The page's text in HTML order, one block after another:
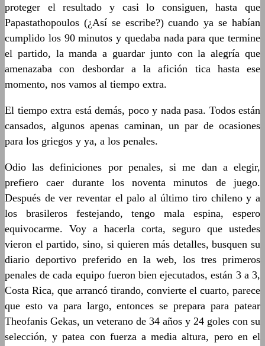
proteger el resultado y casi lo consiguen, hasta que
Papastathopoulos (¿Así se escribe?) cuando ya se habían
cumplido los 90 minutos y quedaba nada para que termine
el partido, la manda a guardar junto con la alegría que
amenazaba con desbordar a la afición tica hasta ese
momento, nos vamos al tiempo extra.
El tiempo extra está demás, poco y nada pasa. Todos están
cansados, algunos apenas caminan, un par de ocasiones
para los griegos y ya, a los penales.
Odio las definiciones por penales, si me dan a elegir,
prefiero caer durante los noventa minutos de juego.
Después de ver reventar el palo al último tiro chileno y a
los brasileros festejando, tengo mala espina, espero
equivocarme. Voy a hacerla corta, seguro que ustedes
vieron el partido, sino, si quieren más detalles, busquen su
diario deportivo preferido en la web, los tres primeros
penales de cada equipo fueron bien ejecutados, están 3 a 3,
Costa Rica, que arrancó tirando, convierte el cuarto, parece
que esto va para largo, entonces se prepara para patear
Theofanis Gekas, un veterano de 34 años y 24 goles con su
selección, y patea con fuerza a media altura, pero en el